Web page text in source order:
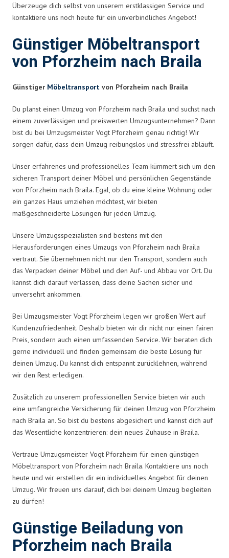
Überzeuge dich selbst von unserem erstklassigen Service und
kontaktiere uns noch heute für ein unverbindliches Angebot!
Günstiger Möbeltransport
von Pforzheim nach Braila
Günstiger Möbeltransport von Pforzheim nach Braila
Du planst einen Umzug von Pforzheim nach Braila und suchst nach
einem zuverlässigen und preiswerten Umzugsunternehmen? Dann
bist du bei Umzugsmeister Vogt Pforzheim genau richtig! Wir
sorgen dafür, dass dein Umzug reibungslos und stressfrei abläuft.
Unser erfahrenes und professionelles Team kümmert sich um den
sicheren Transport deiner Möbel und persönlichen Gegenstände
von Pforzheim nach Braila. Egal, ob du eine kleine Wohnung oder
ein ganzes Haus umziehen möchtest, wir bieten
maßgeschneiderte Lösungen für jeden Umzug.
Unsere Umzugsspezialisten sind bestens mit den
Herausforderungen eines Umzugs von Pforzheim nach Braila
vertraut. Sie übernehmen nicht nur den Transport, sondern auch
das Verpacken deiner Möbel und den Auf- und Abbau vor Ort. Du
kannst dich darauf verlassen, dass deine Sachen sicher und
unversehrt ankommen.
Bei Umzugsmeister Vogt Pforzheim legen wir großen Wert auf
Kundenzufriedenheit. Deshalb bieten wir dir nicht nur einen fairen
Preis, sondern auch einen umfassenden Service. Wir beraten dich
gerne individuell und finden gemeinsam die beste Lösung für
deinen Umzug. Du kannst dich entspannt zurücklehnen, während
wir den Rest erledigen.
Zusätzlich zu unserem professionellen Service bieten wir auch
eine umfangreiche Versicherung für deinen Umzug von Pforzheim
nach Braila an. So bist du bestens abgesichert und kannst dich auf
das Wesentliche konzentrieren: dein neues Zuhause in Braila.
Vertraue Umzugsmeister Vogt Pforzheim für einen günstigen
Möbeltransport von Pforzheim nach Braila. Kontaktiere uns noch
heute und wir erstellen dir ein individuelles Angebot für deinen
Umzug. Wir freuen uns darauf, dich bei deinem Umzug begleiten
zu dürfen!
Günstige Beiladung von
Pforzheim nach Braila